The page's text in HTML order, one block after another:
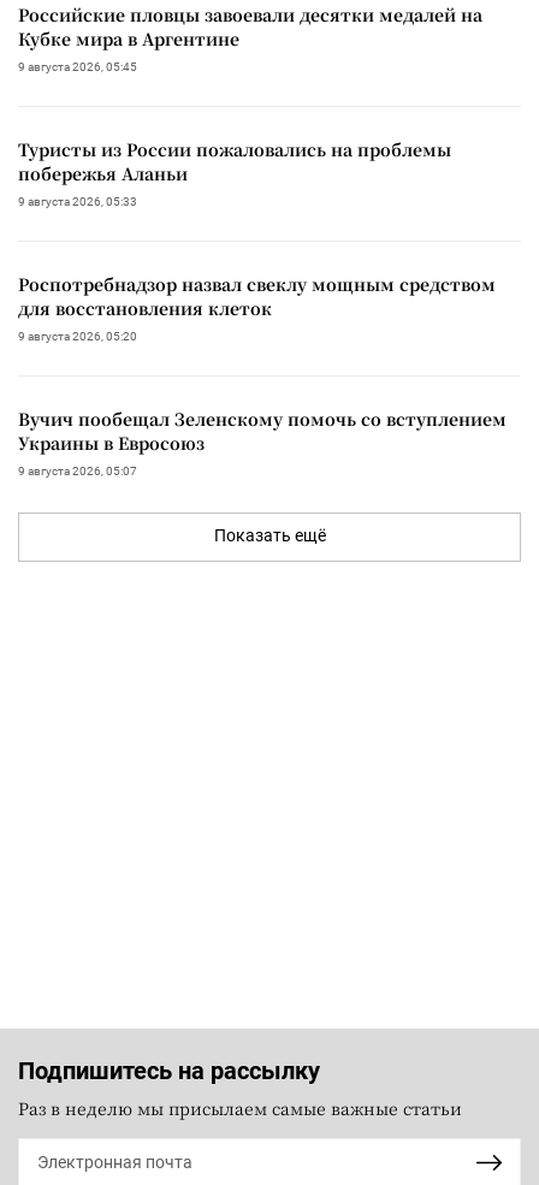
Российские пловцы завоевали десятки медалей на
Кубке мира в Аргентине
9 августа 2026, 05:45
Туристы из России пожаловались на проблемы
побережья Аланьи
9 августа 2026, 05:33
Роспотребнадзор назвал свеклу мощным средством
для восстановления клеток
9 августа 2026, 05:20
Вучич пообещал Зеленскому помочь со вступлением
Украины в Евросоюз
9 августа 2026, 05:07
Показать ещё
Подпишитесь на рассылку
Раз в неделю мы присылаем самые важные статьи